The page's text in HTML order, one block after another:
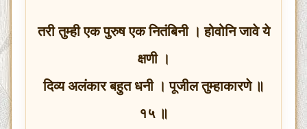
तरी तुम्ही एक पुरुष एक नितंबिनी । होवोनि जावे ये
क्षणी ।
दिव्य अलंकार बहुत धनी । पूजील तुम्हाकारणे ॥
१५ ॥